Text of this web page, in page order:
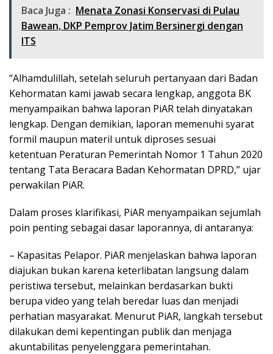
Baca Juga : Menata Zonasi Konservasi di Pulau
Bawean, DKP Pemprov Jatim Bersinergi dengan
ITS
“Alhamdulillah, setelah seluruh pertanyaan dari Badan
Kehormatan kami jawab secara lengkap, anggota BK
menyampaikan bahwa laporan PiAR telah dinyatakan
lengkap. Dengan demikian, laporan memenuhi syarat
formil maupun materil untuk diproses sesuai
ketentuan Peraturan Pemerintah Nomor 1 Tahun 2020
tentang Tata Beracara Badan Kehormatan DPRD,” ujar
perwakilan PiAR.
Dalam proses klarifikasi, PiAR menyampaikan sejumlah
poin penting sebagai dasar laporannya, di antaranya:
– Kapasitas Pelapor. PiAR menjelaskan bahwa laporan
diajukan bukan karena keterlibatan langsung dalam
peristiwa tersebut, melainkan berdasarkan bukti
berupa video yang telah beredar luas dan menjadi
perhatian masyarakat. Menurut PiAR, langkah tersebut
dilakukan demi kepentingan publik dan menjaga
akuntabilitas penyelenggara pemerintahan.